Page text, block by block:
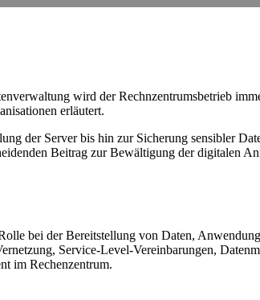
wird der Rechnzentrumsbetrieb
erläutert.
der Server bis hin zur Sicherung sensibler
Beitrag zur Bewältigung der digitalen
bei der Bereitstellung von Daten,
Service-Level-Vereinbarungen,
im Rechenzentrum.